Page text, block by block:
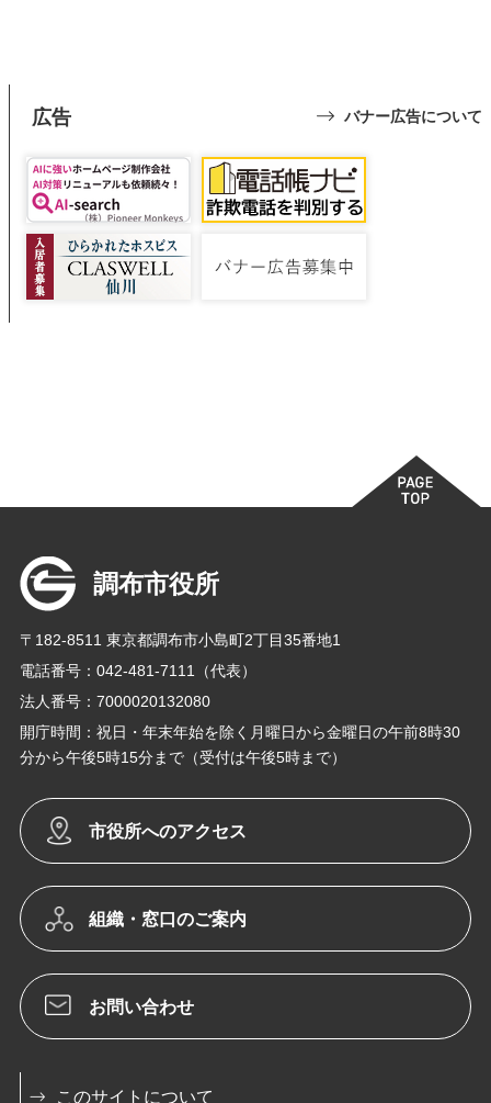
広告 バナー広告について
調布市役所
〒182-8511 東京都調布市小島町2丁目35番地1
電話番号：042-481-7111（代表）
法人番号：7000020132080
開庁時間：祝日・年末年始を除く月曜日から金曜日の午前8時30
分から午後5時15分まで（受付は午後5時まで）
市役所へのアクセス
組織・窓口のご案内
お問い合わせ
このサイトについて